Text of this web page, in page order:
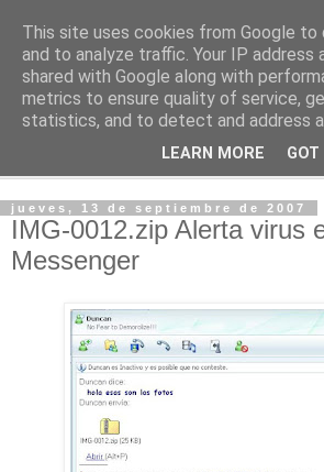
2KChTes
Tomándome un descanso
jueves, 13 de septiembre de 2007
IMG-0012.zip Alerta virus
Messenger
This site uses cookies from Google to
and to analyze traffic. Your IP address
shared with Google along with
metrics to ensure quality of service,
statistics, and to detect and address
LEARN MORE GOT